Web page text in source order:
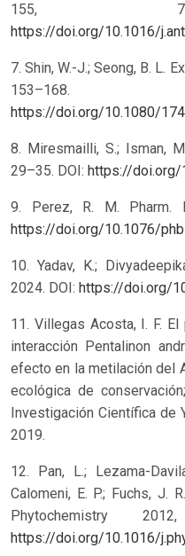
155,
https://doi.org/10.1016/
7. Shin, W.-J.; Seong, B. L.
https://doi.org/10.1080/
8. Miresmailli, S.; Isman,
29–35. DOI: https://doi.org/
9. Perez, R. M. Pharm.
https://doi.org/10.1076/
10. Yadav, K.;
2024. DOI: https://doi.org/
11. Villegas Acosta, I. F.
interacción Pentalinon
efecto en la metilación del
ecológica de
Investigación Científica de
2019.
12. Pan, L.; Lezama-
Calomeni, E. P.; Fuchs, J.
Phytochemistry
https://doi.org/10.1016/